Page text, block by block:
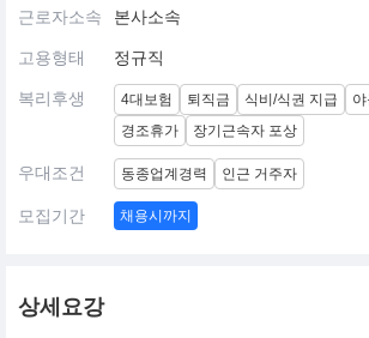
근로자소속 본사소속
고용형태 정규직
복리후생 4대보험 퇴직금 식비/식권 지급
경조휴가
장기근속자 포상
우대조건 동종업계경력 인근 거주자
모집기간 채용시까지
상세요강